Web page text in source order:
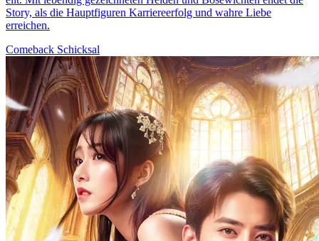
Story, als die Hauptfiguren Karriereerfolg und wahre Liebe
erreichen.
Comeback Schicksal